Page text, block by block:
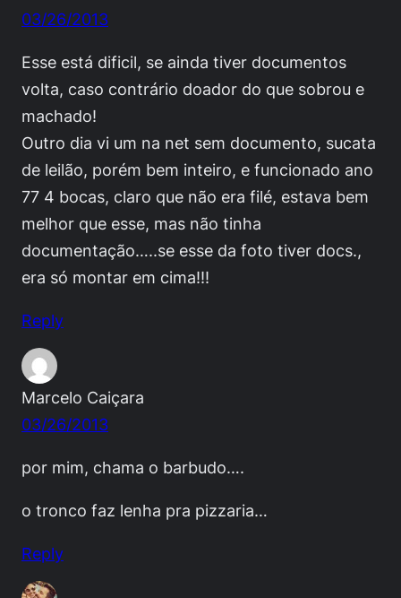
03/26/2013
Esse está dificil, se ainda tiver documentos
volta, caso contrário doador do que sobrou e
machado!
Outro dia vi um na net sem documento, sucata
de leilão, porém bem inteiro, e funcionado ano
77 4 bocas, claro que não era filé, estava bem
melhor que esse, mas não tinha
documentação…..se esse da foto tiver docs.,
era só montar em cima!!!
Reply
Marcelo Caiçara
03/26/2013
por mim, chama o barbudo….
o tronco faz lenha pra pizzaria…
Reply